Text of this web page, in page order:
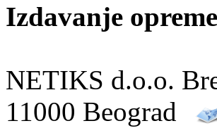
Izdavanje
NETIKS d.o.o.
11000 Beograd